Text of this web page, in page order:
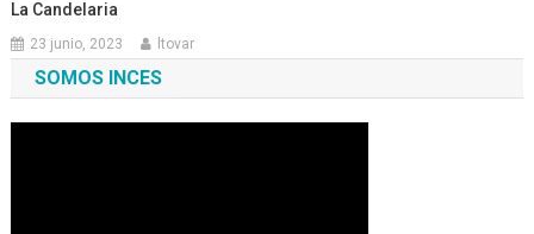
La Candelaria
23 junio, 2023 ltovar
SOMOS INCES